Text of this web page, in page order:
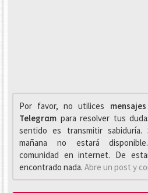
Por favor, no utilices
Telegrαm para resolver tus
sentido es transmitir
mañana no estará
comunidad en internet. De
encontrado nada. Abre un post y